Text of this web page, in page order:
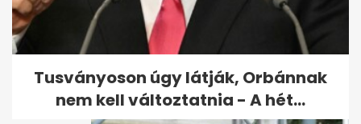
Taraba: több dunai víz
vízhiányt okozna
Szlovákiában
Tusványoson úgy látják, Orbánnak
nem kell változtatnia - A hét...